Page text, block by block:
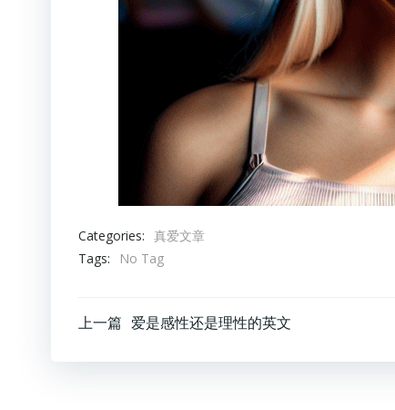
Categories: 真爱文章
Tags:
No Tag
文
章
上一篇 爱是感性还是理性的英文